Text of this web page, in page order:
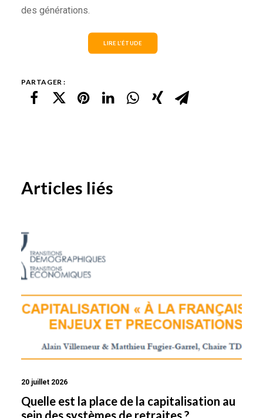
des générations.
LIRE L’ÉTUDE
PARTAGER :
Articles liés
20 juillet 2026
Quelle est la place de la capitalisation au
sein des systèmes de retraites ?